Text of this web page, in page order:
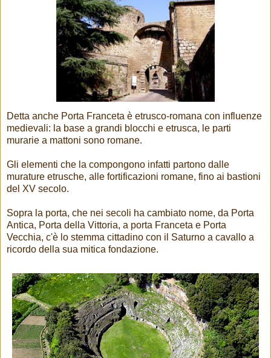
Detta anche Porta Franceta è etrusco-romana con influenze
medievali: la base a grandi blocchi e etrusca, le parti
murarie a mattoni sono romane.
Gli elementi che la compongono infatti partono dalle
murature etrusche, alle fortificazioni romane, fino ai bastioni
del XV secolo.
Sopra la porta, che nei secoli ha cambiato nome, da Porta
Antica, Porta della Vittoria, a porta Franceta e Porta
Vecchia, c'è lo stemma cittadino con il Saturno a cavallo a
ricordo della sua mitica fondazione.